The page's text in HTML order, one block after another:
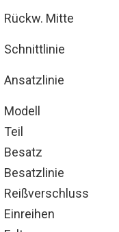
Rückw. Mitte
Schnittlinie
Ansatzlinie
Modell
Teil
Besatz
Besatzlinie
Reißverschluss
Einreihen